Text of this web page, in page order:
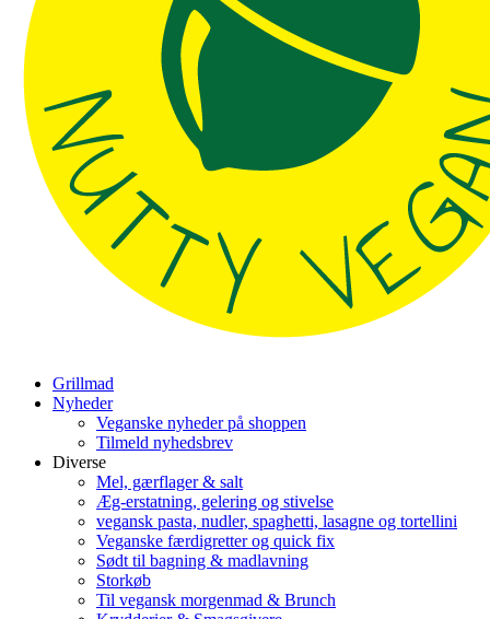
Grillmad
Nyheder
Veganske nyheder på shoppen
Tilmeld nyhedsbrev
Diverse
Mel, gærflager & salt
Æg-erstatning, gelering og stivelse
vegansk pasta, nudler, spaghetti, lasagne og tortellini
Veganske færdigretter og quick fix
Sødt til bagning & madlavning
Storkøb
Til vegansk morgenmad & Brunch